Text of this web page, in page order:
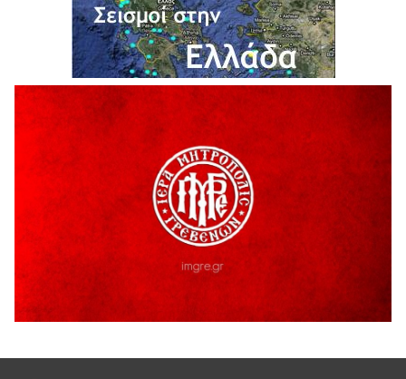
Η Marseaux στα Γρεβενά για μια μοναδική συναυλία
5 Αυγούστου 2026
Θερινό Σινεμά στο πλαίσιο του «Πολιτιστικού
Καλοκαιριού 2026» με την βραβευμένη ταινία «Μικρές
Ανάσες».
5 Αυγούστου 2026
Γρεβενά: Συνελήφθη 18χρονος αλλοδαπός, για κλοπή
εξοπλισμού γυμναστηρίου
5 Αυγούστου 2026
ΑΗ ΛΑΟΣ | 5 Αυγούστου | Υπαίθριο Θέατρο “Καστράκι”,
41η Γιορτή Κρασιού στο Τρίκωμο – «Γιορτή Παράδοσης»
5 Αυγούστου 2026